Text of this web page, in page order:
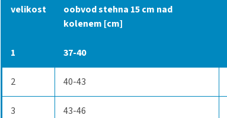
velikost
oobvod stehna 15 cm nad
kolenem [cm]
1 37-40
2 40-43
3 43-46